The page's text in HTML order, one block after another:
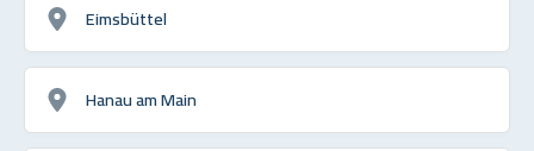
Eimsbüttel
Hanau am Main